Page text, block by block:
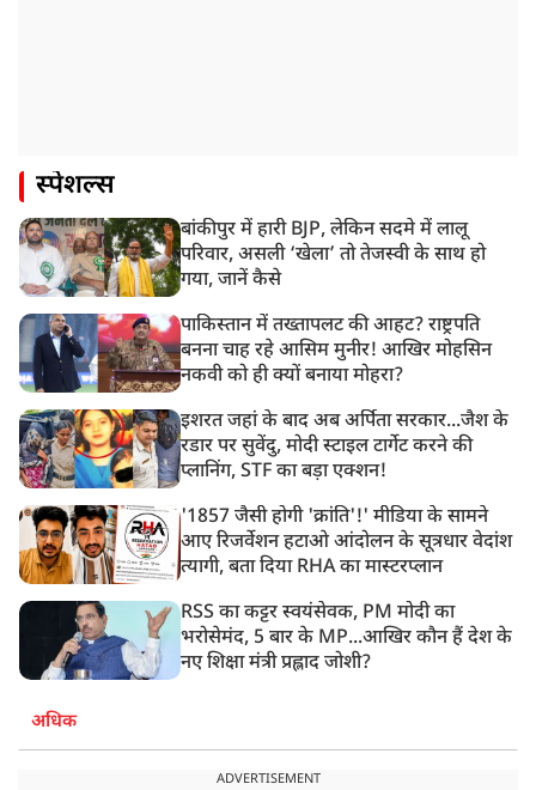
स्पेशल्स
बांकीपुर में हारी BJP, लेकिन सदमे में लालू
परिवार, असली ‘खेला’ तो तेजस्वी के साथ हो
गया, जानें कैसे
पाकिस्तान में तख्तापलट की आहट? राष्ट्रपति
बनना चाह रहे आसिम मुनीर! आखिर मोहसिन
नकवी को ही क्यों बनाया मोहरा?
इशरत जहां के बाद अब अर्पिता सरकार...जैश के
रडार पर सुवेंदु, मोदी स्टाइल टार्गेट करने की
प्लानिंग, STF का बड़ा एक्शन!
'1857 जैसी होगी 'क्रांति'!' मीडिया के सामने
आए रिजर्वेशन हटाओ आंदोलन के सूत्रधार वेदांश
त्यागी, बता दिया RHA का मास्टरप्लान
RSS का कट्टर स्वयंसेवक, PM मोदी का
भरोसेमंद, 5 बार के MP...आखिर कौन हैं देश के
नए शिक्षा मंत्री प्रह्लाद जोशी?
अधिक
ADVERTISEMENT